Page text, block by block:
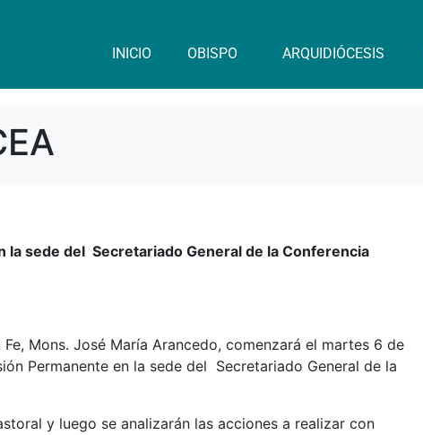
INICIO OBISPO ARQUIDIÓCESIS
la sede del Secretariado General de la Conferencia
Mons. José María Arancedo, comenzará el martes 6 de
Permanente en la sede del Secretariado General de la
y luego se analizarán las acciones a realizar con